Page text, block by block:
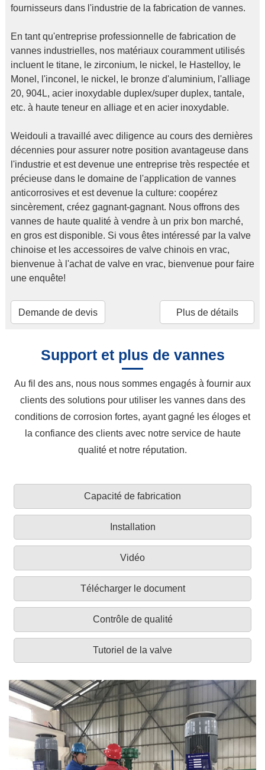
fournisseurs dans l'industrie de la fabrication de vannes.
En tant qu'entreprise professionnelle de fabrication de
vannes industrielles, nos matériaux couramment utilisés
incluent le titane, le zirconium, le nickel, le Hastelloy, le
Monel, l'inconel, le nickel, le bronze d'aluminium, l'alliage
20, 904L, acier inoxydable duplex/super duplex, tantale,
etc. à haute teneur en alliage et en acier inoxydable.
Weidouli a travaillé avec diligence au cours des dernières
décennies pour assurer notre position avantageuse dans
l'industrie et est devenue une entreprise très respectée et
précieuse dans le domaine de l'application de vannes
anticorrosives et est devenue la culture: coopérez
sincèrement, créez gagnant-gagnant. Nous offrons des
vannes de haute qualité à vendre à un prix bon marché,
en gros est disponible. Si vous êtes intéressé par la valve
chinoise et les accessoires de valve chinois en vrac,
bienvenue à l'achat de valve en vrac, bienvenue pour faire
une enquête!
Demande de devis Plus de détails
Support et plus de vannes
Au fil des ans, nous nous sommes engagés à fournir aux
clients des solutions pour utiliser les vannes dans des
conditions de corrosion fortes, ayant gagné les éloges et
la confiance des clients avec notre service de haute
qualité et notre réputation.
Capacité de fabrication
Installation
Vidéo
Télécharger le document
Contrôle de qualité
Tutoriel de la valve